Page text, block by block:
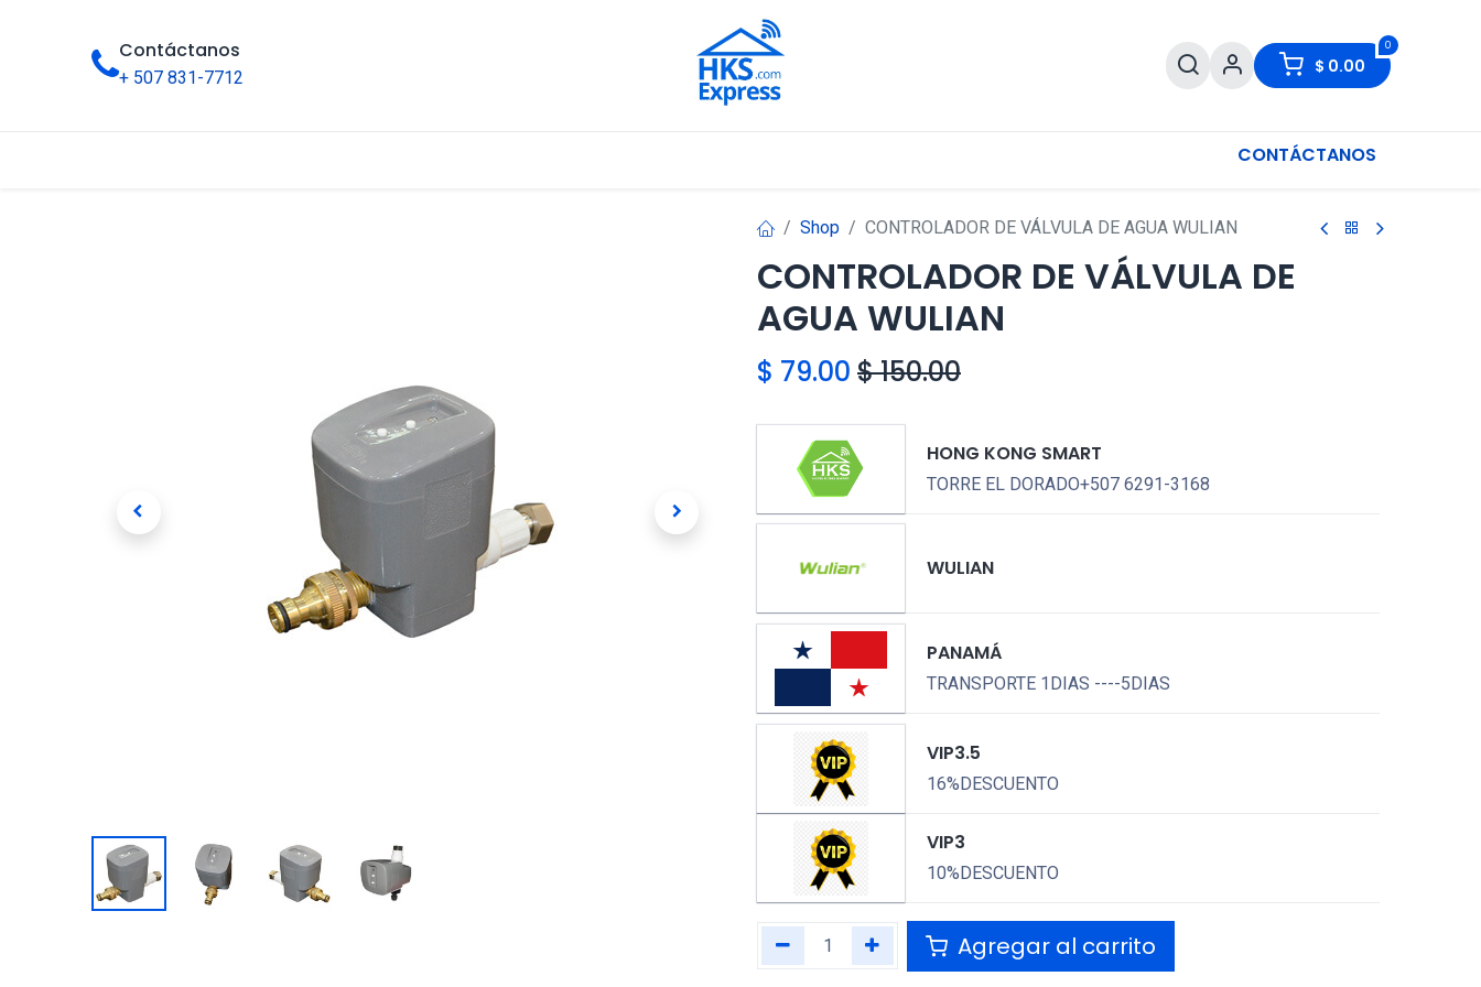
Contáctanos
+ 507 831-7712
0
$ 0.00
CONTÁCTANOS
Shop CONTROLADOR DE VÁLVULA DE AGUA WULIAN
CONTROLADOR DE VÁLVULA DE
AGUA WULIAN
$ 79.00 $150.00
HONG KONG SMART
TORRE EL DORADO+507 6291-3168
WULIAN
PANAMÁ
TRANSPORTE 1DIAS ----5DIAS
VIP3.5
16%DESCUENTO
VIP3
10%DESCUENTO
Agregar al carrito